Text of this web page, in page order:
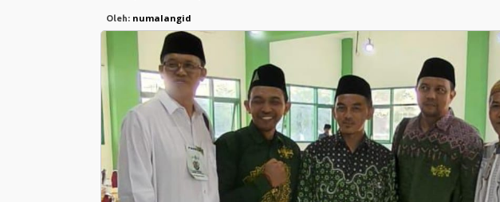
Oleh: numalangid